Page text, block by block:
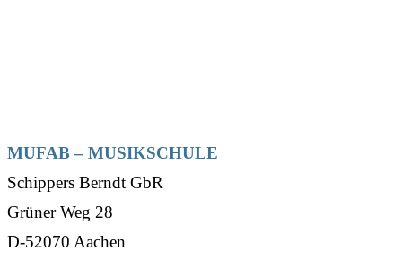
MUFAB – MUSIKSCHULE
Schippers Berndt GbR
Grüner Weg 28
D-52070 Aachen